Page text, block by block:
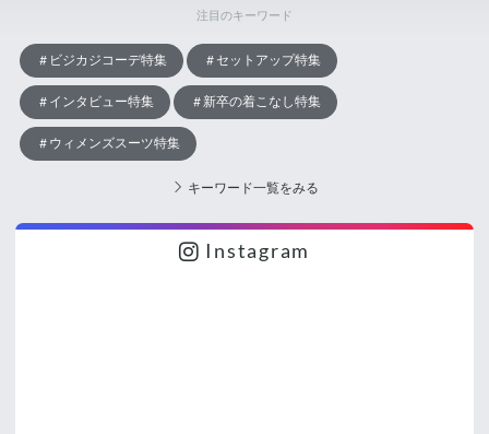
注目のキーワード
ビジカジコーデ特集 セットアップ特集
インタビュー特集 新卒の着こなし特集
ウィメンズスーツ特集
キーワード一覧をみる
Instagram